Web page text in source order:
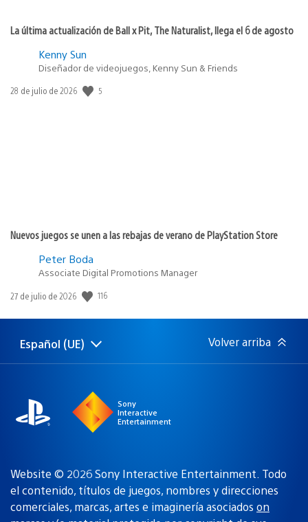
La última actualización de Ball x Pit, The Naturalist, llega el 6 de agosto
Kenny Sun
Diseñador de videojuegos, Kenny Sun & Friends
Fecha
28 de julio de 2026 5
Nuevos juegos se unen a las rebajas de verano de PlayStation Store
Peter Boda
Associate Digital Promotions Manager
Fecha
publicación:
27 de julio de 2026 116
Selecciona
una
Región
actual:
Español (UE) Volver arriba
Sony
Interactive
Entertainment
Website © 2026 Sony Interactive Entertainment. Todo
el contenido, títulos de juegos, nombres y direcciones
comerciales, marcas, artes e imaginería asociados on